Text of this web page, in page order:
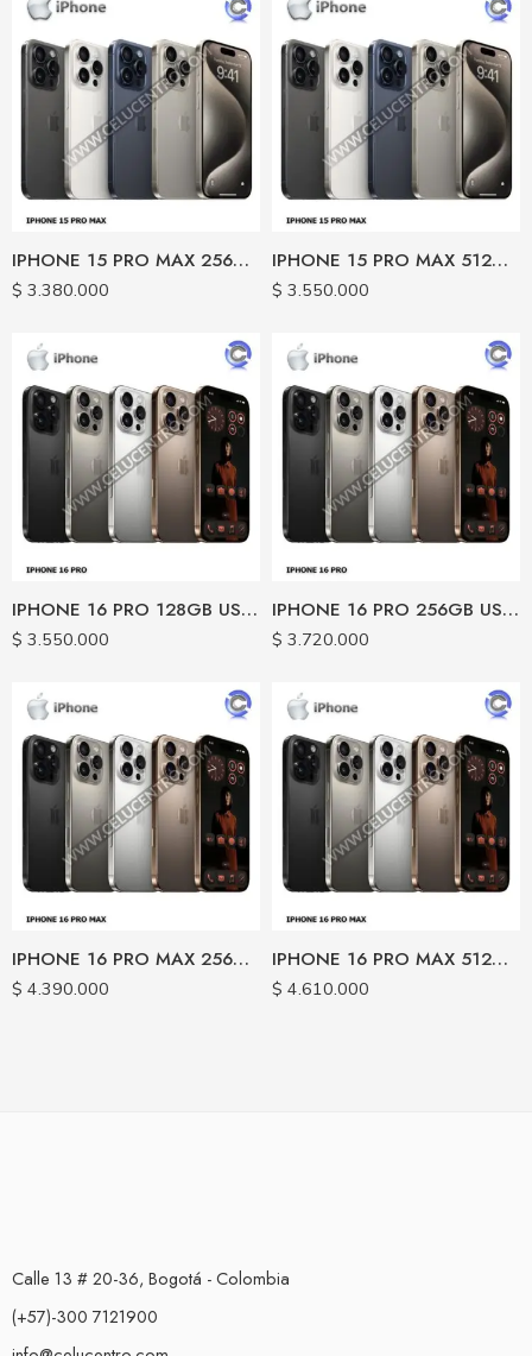
IPHONE 15 PRO MAX 256GB ESIM USADO CERTIFICADO
$ 3.380.000
IPHONE 15 PRO MAX 512GB ESIM USADO CERTIFICADO
$ 3.550.000
IPHONE 16 PRO 128GB USADO CERTIFICADO
$ 3.550.000
IPHONE 16 PRO 256GB USADO CERTIFICADO
$ 3.720.000
IPHONE 16 PRO MAX 256GB USADO CERTIFICADO
$ 4.390.000
IPHONE 16 PRO MAX 512GB USADO CERTIFICADO
$ 4.610.000
Calle 13 # 20-36, Bogotá - Colombia
(+57)-300 7121900